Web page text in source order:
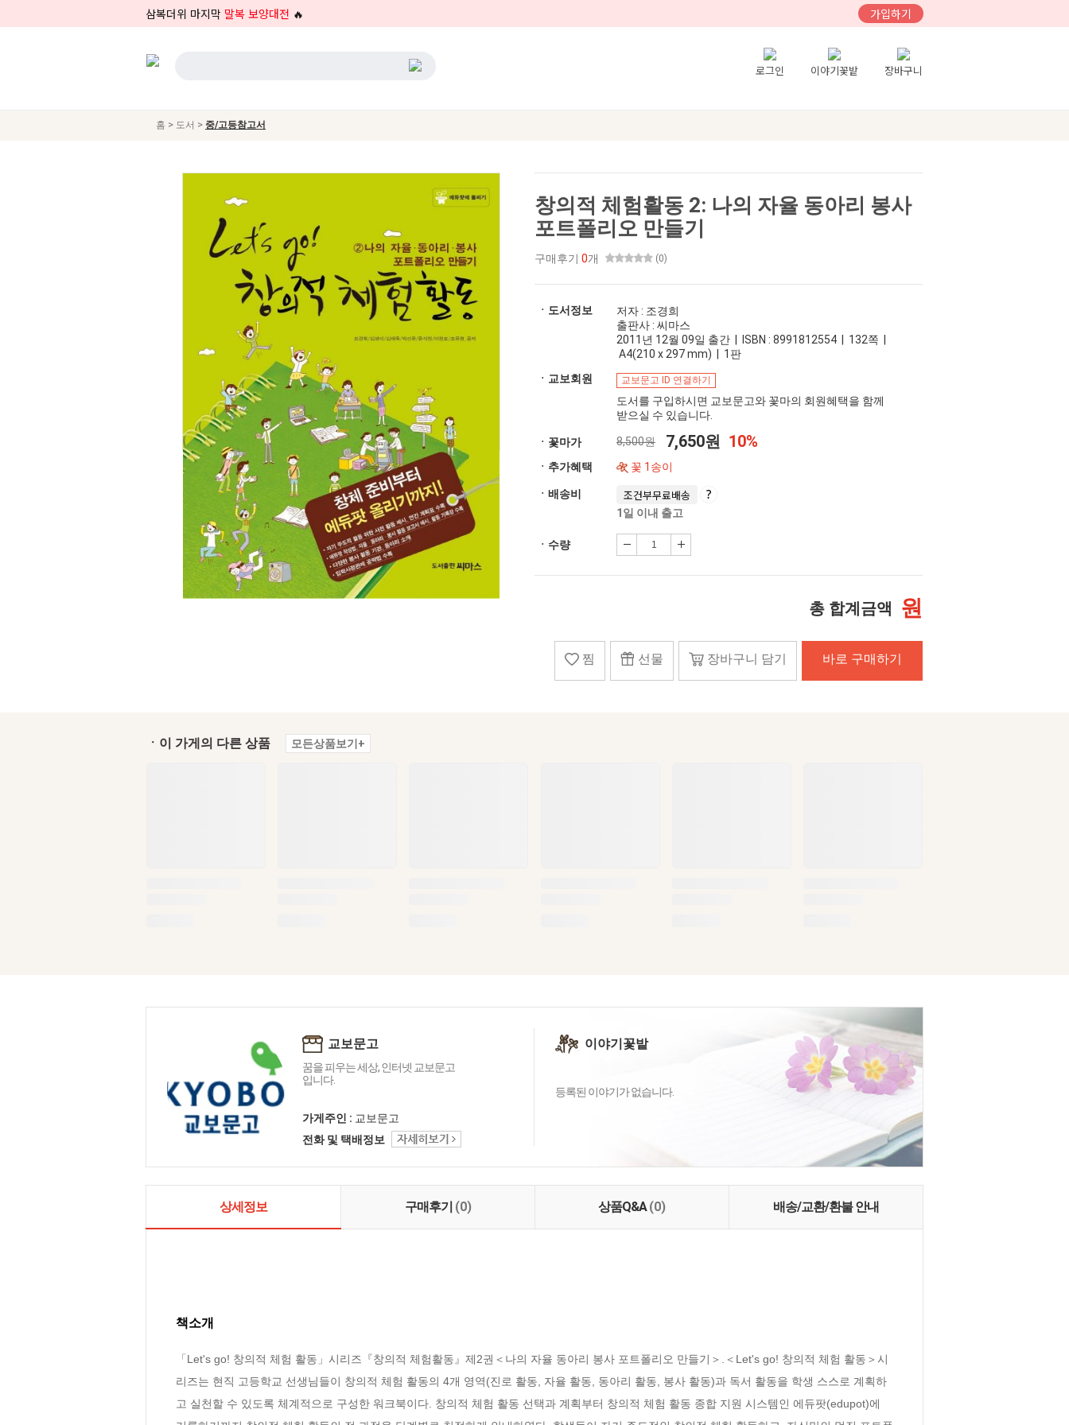
삼복더위 마지막 말복 보양대전 🔥 가입하기
로그인 이야기꽃밭 장바구니
홈 > 도서 > 중/고등참고서
창의적 체험활동 2: 나의 자율 동아리 봉사
포트폴리오 만들기
구매후기 0개 (0)
ㆍ도서정보
저자 : 조경희
출판사 : 씨마스
2011년 12월 09일 출간 | ISBN : 8991812554 | 132쪽 |
A4(210 x 297 mm) | 1판
ㆍ교보회원
교보문고 ID 연결하기
도서를 구입하시면 교보문고와 꽃마의 회원혜택을 함께
받으실 수 있습니다.
ㆍ꽃마가 8,500원 7,650원 10%
ㆍ추가혜택 꽃 1송이
ㆍ배송비 조건부무료배송
1일 이내 출고
ㆍ수량
총 합계금액 원
찜 선물 장바구니 담기 바로 구매하기
ㆍ이 가게의 다른 상품 모든상품보기+
교보문고
꿈을 피우는 세상, 인터넷 교보문고
입니다.
가게주인 : 교보문고
전화 및 택배정보
이야기꽃밭
등록된 이야기가 없습니다.
상세정보 구매후기 (0) 상품Q&A(0) 배송/교환/환불 안내
책소개
「Let's go! 창의적 체험 활동」시리즈『창의적 체험활동』제2권＜나의 자율 동아리 봉사 포트폴리오 만들기＞.＜Let's go! 창의적 체험 활동＞시
리즈는 현직 고등학교 선생님들이 창의적 체험 활동의 4개 영역(진로 활동, 자율 활동, 동아리 활동, 봉사 활동)과 독서 활동을 학생 스스로 계획하
고 실천할 수 있도록 체계적으로 구성한 워크북이다. 창의적 체험 활동 선택과 계획부터 창의적 체험 활동 종합 지원 시스템인 에듀팟(edupot)에